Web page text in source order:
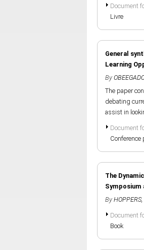
Document
Livre
General
Learning
By
The paper
debating
assist in
Document
Conference
The
Symposium
By
Document
Book